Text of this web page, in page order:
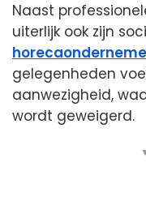
Naast
uiterlijk ook zijn
gelegenheden
aanwezigheid,
wordt geweigerd.